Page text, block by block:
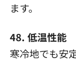
ます。
48. 低温性能
寒冷地でも安